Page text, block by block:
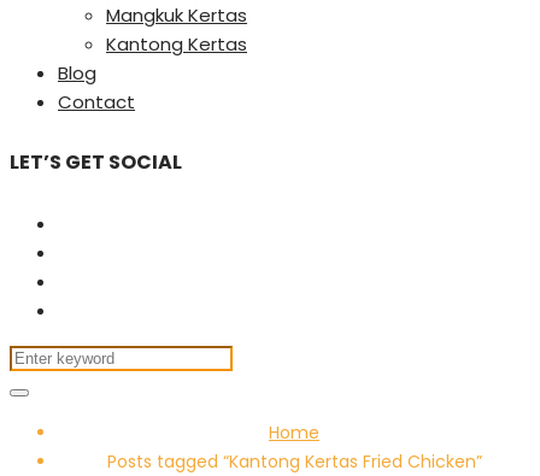
Mangkuk Kertas
Kantong Kertas
Blog
Contact
LET’S GET SOCIAL
Home
Posts tagged “Kantong Kertas Fried Chicken”